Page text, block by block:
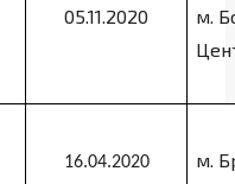
05.11.2020
м.
16.04.2020
м.